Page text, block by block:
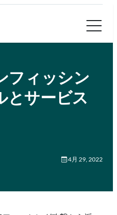
フィッシン
とサービス
4月 29, 2022